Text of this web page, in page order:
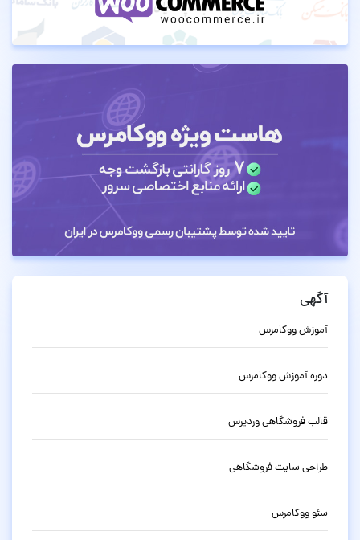
آگهی
آموزش ووکامرس
دوره آموزش ووکامرس
قالب فروشگاهی وردپرس
طراحی سایت فروشگاهی
سئو ووکامرس